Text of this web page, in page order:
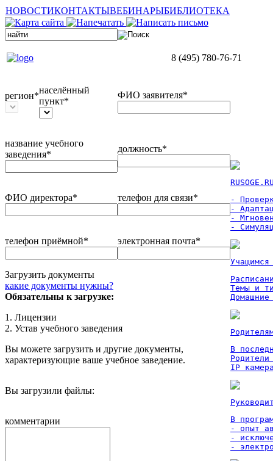
НОВОСТИКОНТАКТЫВЕБИНАРЫБИБЛИОТЕКА
8 (495) 780-76-71
регион*
населённый
пункт*
ФИО заявителя*
название учебного
заведения*
должность*
ФИО директора* телефон для связи*
телефон приёмной* электронная почта*
Загрузить документы
какие документы нужны?
Обязательны к загрузке:
1. Лицензии
2. Устав учебного заведения
Вы можете загрузить и другие документы,
характеризующие ваше учебное заведение.
Вы загрузили файлы:
комментарии
-
-
-
-
Темы и
Домашние
В
IP
В
- опыт
-
-